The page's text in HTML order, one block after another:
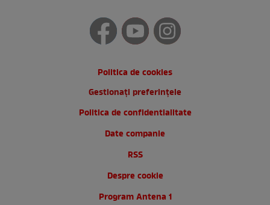
Politica de cookies
Gestionați preferințele
Politica de confidentialitate
Date companie
RSS
Despre cookie
Program Antena 1